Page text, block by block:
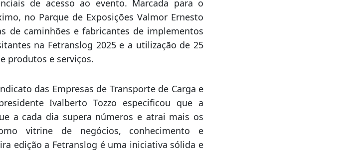
a apresentação da programação e do mapa
último sábado, 30 de agosto, juntamente
no Parque de Exposições Valmor Ernesto
de caminhões e fabricantes de implementos
na Fetranslog 2025 e a utilização de 25
produtos e serviços.